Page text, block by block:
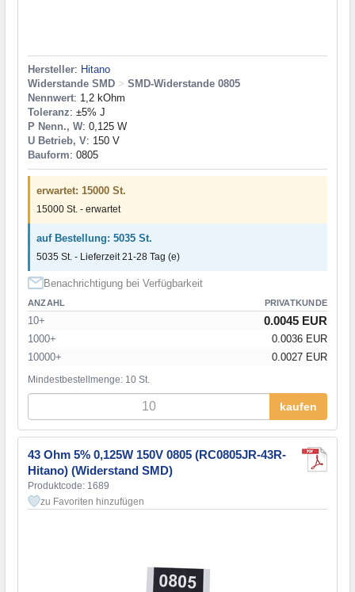
Hersteller: Hitano
Widerstande SMD > SMD-Widerstande 0805
Nennwert: 1,2 kOhm
Toleranz: ±5% J
P Nenn., W: 0,125 W
U Betrieb, V: 150 V
Bauform: 0805
erwartet: 15000 St.
15000 St. - erwartet
auf Bestellung: 5035 St.
5035 St. - Lieferzeit 21-28 Tag (e)
Benachrichtigung bei Verfügbarkeit
ANZAHL PRIVATKUNDE
10+ 0.0045 EUR
1000+
0.0036 EUR
10000+
0.0027 EUR
Mindestbestellmenge: 10 St.
kaufen
43 Ohm 5% 0,125W 150V 0805 (RC0805JR-43R-
Hitano) (Widerstand SMD)
Produktcode: 1689
zu Favoriten hinzufügen